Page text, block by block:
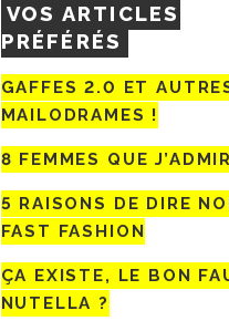
VOS ARTICLES
PRÉFÉRÉS
GAFFES 2.0 ET
MAILODRAMES !
8 FEMMES QUE
5 RAISONS DE DIRE
FAST FASHION
ÇA EXISTE, LE BON
NUTELLA ?